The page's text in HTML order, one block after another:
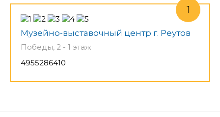
Музейно-выставочный центр г. Реутов
Победы, 2 - 1 этаж
4955286410